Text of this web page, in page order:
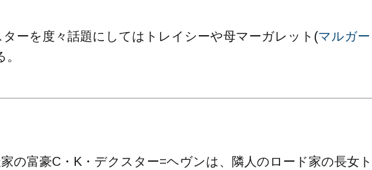
ーを度々話題にしてはトレイシーや母マーガレット(マルガー
の富豪C・K・デクスター=ヘヴンは、隣人のロード家の長女ト